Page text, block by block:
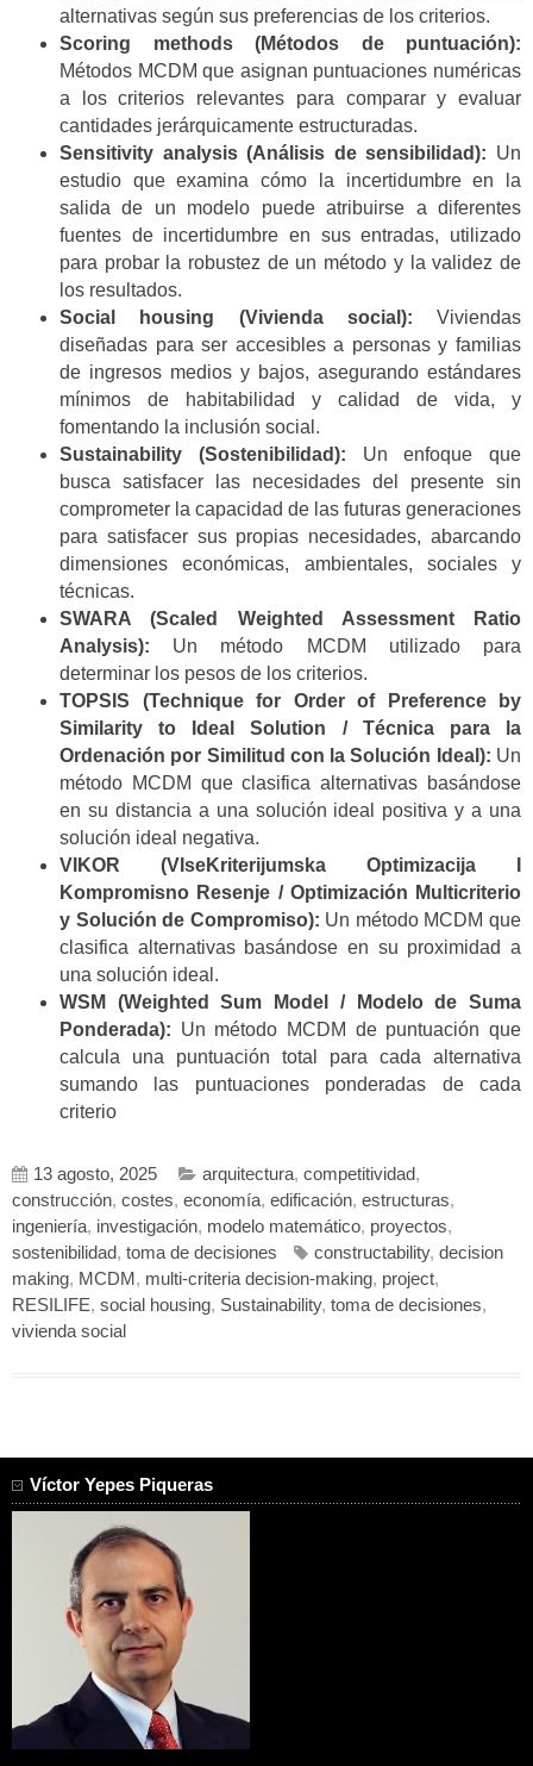
alternativas según sus preferencias de los criterios.
Scoring methods (Métodos de puntuación):
Métodos MCDM que asignan puntuaciones numéricas
a los criterios relevantes para comparar y evaluar
cantidades jerárquicamente estructuradas.
Sensitivity analysis (Análisis de sensibilidad): Un
estudio que examina cómo la incertidumbre en la
salida de un modelo puede atribuirse a diferentes
fuentes de incertidumbre en sus entradas, utilizado
para probar la robustez de un método y la validez de
los resultados.
Social housing (Vivienda social): Viviendas
diseñadas para ser accesibles a personas y familias
de ingresos medios y bajos, asegurando estándares
mínimos de habitabilidad y calidad de vida, y
fomentando la inclusión social.
Sustainability (Sostenibilidad): Un enfoque que
busca satisfacer las necesidades del presente sin
comprometer la capacidad de las futuras generaciones
para satisfacer sus propias necesidades, abarcando
dimensiones económicas, ambientales, sociales y
técnicas.
SWARA (Scaled Weighted Assessment Ratio
Analysis): Un método MCDM utilizado para
determinar los pesos de los criterios.
TOPSIS (Technique for Order of Preference by
Similarity to Ideal Solution / Técnica para la
Ordenación por Similitud con la Solución Ideal): Un
método MCDM que clasifica alternativas basándose
en su distancia a una solución ideal positiva y a una
solución ideal negativa.
VIKOR (VIseKriterijumska Optimizacija I
Kompromisno Resenje / Optimización Multicriterio
y Solución de Compromiso): Un método MCDM que
clasifica alternativas basándose en su proximidad a
una solución ideal.
WSM (Weighted Sum Model / Modelo de Suma
Ponderada): Un método MCDM de puntuación que
calcula una puntuación total para cada alternativa
sumando las puntuaciones ponderadas de cada
criterio
13 agosto, 2025 arquitectura, competitividad,
construcción, costes, economía, edificación, estructuras,
ingeniería, investigación, modelo matemático, proyectos,
sostenibilidad, toma de decisiones constructability, decision
making, MCDM , multi-criteria decision-making, project,
RESILIFE, social housing, Sustainability, toma de decisiones,
vivienda social
Víctor Yepes Piqueras